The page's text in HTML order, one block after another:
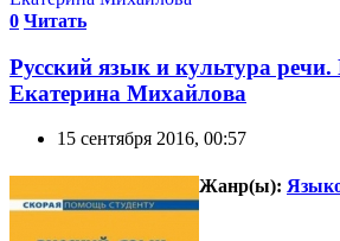
0 Читать
Русский язык и культура
Екатерина Михайлова
15 сентября 2016, 00:57
Жанр(ы):